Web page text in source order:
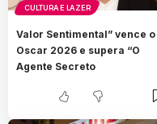
CULTURA E LAZER
Valor Sentimental” vence o
Oscar 2026 e supera “O
Agente Secreto